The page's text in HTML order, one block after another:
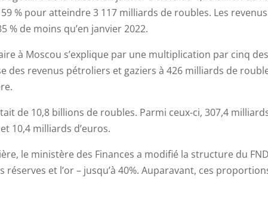
% pour atteindre 3 117 milliards de roubles. Les
% de moins qu’en janvier 2022.
à Moscou s’explique par une multiplication par cinq
des revenus pétroliers et gaziers à 426 milliards de
de 10,8 billions de roubles. Parmi ceux-ci, 307,4
10,4 milliards d’euros.
le ministère des Finances a modifié la structure du
réserves et l’or – jusqu’à 40%. Auparavant, ces